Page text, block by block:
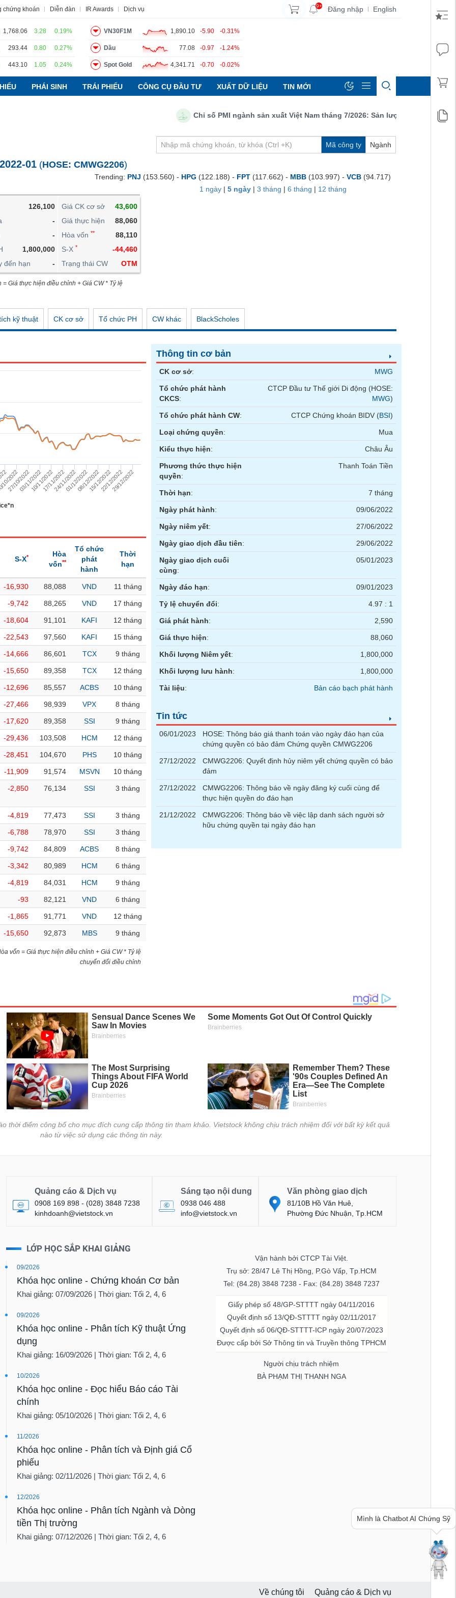
chứng khoán Diễn đàn IR Awards Dịch vụ 9+ Đăng nhập | English
1,768.06 3.28 0.19%
293.44 0.80 0.27%
443.10 1.05 0.24%
VN30F1M 1,890.10 -5.90 -0.31%
Dầu 77.08 -0.97 -1.24%
Spot Gold 4,341.71 -0.70 -0.02%
PHÁI SINH TRÁI PHIẾU CÔNG CỤ ĐẦU TƯ XUẤT DỮ LIỆU TIN MỚI
Chỉ số PMI ngành sản xuất Việt Nam tháng 7/2026: Sản lượng, số lượng đơn
Mã công ty Ngành
01 (HOSE: CMWG2206)
126,100
-
-
1,800,000
đến hạn
-
Giá CK cơ sở
43,600
Giá thực hiện
88,060
Hòa vốn **
88,110
S-X *
-44,460
Trạng thái CW
OTM
Giá thực hiện điều chỉnh + Giá CW * Tỷ lệ
Trending: PNJ (153.560) - HPG (122.188) - FPT (117.662) - MBB (103.997) - VCB (94.717)
1 ngày | 5 ngày | 3 tháng | 6 tháng | 12 tháng
kỹ thuật CK cơ sở Tổ chức PH CW khác BlackScholes
2022
27/10/202203/11/202210/11/202217/11/202224/11/202201/12/202208/12/202215/12/202222/12/202229/12/2022
S-X*
Hòa
vốn**
Tổ chức
phát
hành
Thời
hạn
-16,930 88,088 VND 11 tháng
-9,742 88,265 VND 17 tháng
-18,604 91,101 KAFI 12 tháng
-22,543 97,560 KAFI 15 tháng
-14,666 86,601 TCX 9 tháng
-15,650 89,358 TCX 12 tháng
-12,696 85,557 ACBS 10 tháng
-27,466 98,939 VPX 8 tháng
-17,620 89,358 SSI 9 tháng
-29,436 103,508 HCM 12 tháng
-28,451 104,670 PHS 10 tháng
-11,909 91,574 MSVN 10 tháng
-2,850 76,134 SSI 3 tháng
-4,819 77,473 SSI 3 tháng
-6,788 78,970 SSI 3 tháng
-9,742 84,809 ACBS 8 tháng
-3,342 80,989 HCM 6 tháng
-4,819 84,031 HCM 9 tháng
-93 82,121 VND 6 tháng
-1,865 91,771 VND 12 tháng
-15,650 92,873 MBS 9 tháng
vốn = Giá thực hiện điều chỉnh + Giá CW * Tỷ lệ
chuyển đổi điều chỉnh
Thông tin cơ bản
CK cơ sở: MWG
Tổ chức phát hành
CKCS:
CTCP Đầu tư Thế giới Di động (HOSE:
MWG)
Tổ chức phát hành CW: CTCP Chứng khoán BIDV (BSI)
Loại chứng quyền: Mua
Kiểu thực hiện: Châu Âu
Phương thức thực hiện
quyền:
Thanh Toán Tiền
Thời hạn: 7 tháng
Ngày phát hành: 09/06/2022
Ngày niêm yết: 27/06/2022
Ngày giao dịch đầu tiên: 29/06/2022
Ngày giao dịch cuối
cùng:
05/01/2023
Ngày đáo hạn: 09/01/2023
Tỷ lệ chuyển đổi: 4.97 : 1
Giá phát hành: 2,590
Giá thực hiện: 88,060
Khối lượng Niêm yết: 1,800,000
Khối lượng lưu hành: 1,800,000
Tài liệu: Bản cáo bạch phát hành
Tin tức
06/01/2023
HOSE: Thông báo giá thanh toán vào ngày đáo hạn của
chứng quyền có bảo đảm Chứng quyền CMWG2206
27/12/2022
CMWG2206: Quyết định hủy niêm yết chứng quyền có bảo
đảm
27/12/2022
CMWG2206: Thông báo về ngày đăng ký cuối cùng để
thực hiện quyền do đáo hạn
21/12/2022
CMWG2206: Thông báo về việc lập danh sách người sở
hữu chứng quyền tại ngày đáo hạn
thời điểm công bố cho mục đích cung cấp thông tin tham khảo. Vietstock không chịu trách nhiệm đối với bất kỳ kết quả
nào từ việc sử dụng các thông tin này.
Quảng cáo & Dịch vụ
0908 169 898 - (028) 3848 7238
kinhdoanh@vietstock.vn
Sáng tạo nội dung
0938 046 488
info@vietstock.vn
Văn phòng giao dịch
81/10B Hồ Văn Huê,
Phường Đức Nhuận, Tp.HCM
LỚP HỌC SẮP KHAI GIẢNG
09/2026
Khóa học online - Chứng khoán Cơ bản
Khai giảng: 07/09/2026 | Thời gian: Tối 2, 4, 6
09/2026
Khóa học online - Phân tích Kỹ thuật Ứng
dụng
Khai giảng: 16/09/2026 | Thời gian: Tối 2, 4, 6
10/2026
Khóa học online - Đọc hiểu Báo cáo Tài
chính
Khai giảng: 05/10/2026 | Thời gian: Tối 2, 4, 6
11/2026
Khóa học online - Phân tích và Định giá Cổ
phiếu
Khai giảng: 02/11/2026 | Thời gian: Tối 2, 4, 6
12/2026
Khóa học online - Phân tích Ngành và Dòng
tiền Thị trường
Khai giảng: 07/12/2026 | Thời gian: Tối 2, 4, 6
Vận hành bởi CTCP Tài Việt.
Trụ sở: 28/47 Lê Thị Hồng, P.Gò Vấp, Tp.HCM
Tel: (84.28) 3848 7238 - Fax: (84.28) 3848 7237
Giấy phép số 48/GP-STTTT ngày 04/11/2016
Quyết định số 13/QĐ-STTTT ngày 02/11/2017
Quyết định số 06/QĐ-STTTT-ICP ngày 20/07/2023
Được cấp bởi Sở Thông tin và Truyền thông TPHCM
Người chịu trách nhiệm
BÀ PHẠM THỊ THANH NGA
Về chúng tôi Quảng cáo & Dịch vụ
hay lời khuyên về chứng khoán?
Hãy hỏi mình nhé!
Tin tức Báo cáo phân tích Thuật ngữ Dịch vụ
DOANH NGHIỆP
PHÁI SINH
TRÁI PHIẾU
CÔNG CỤ ĐẦU TƯ
XUẤT DỮ LIỆU
TIN MỚI
Hợp đồng tương lai Trái phiếu